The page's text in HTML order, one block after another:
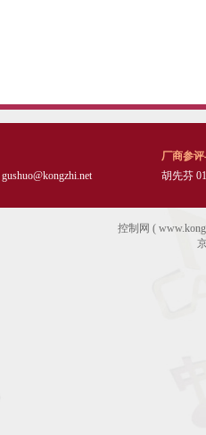
gushuo@kongzhi.net
厂商参
胡先芬
控制网 (